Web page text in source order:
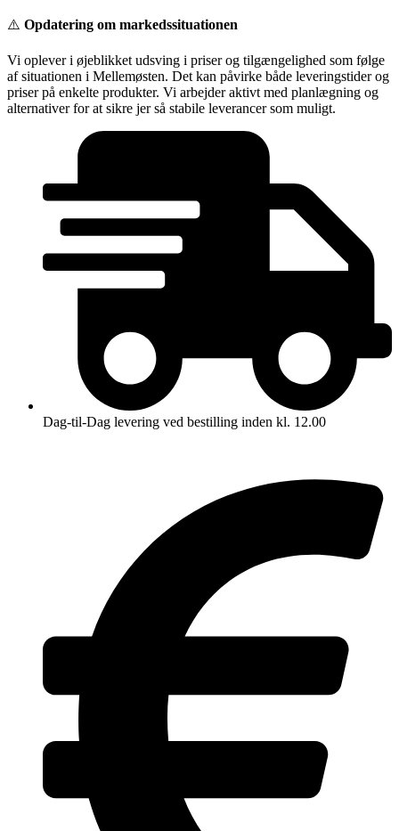
Videre
indhold
⚠️ Opdatering om markedssituationen
Vi oplever i øjeblikket udsving i priser og tilgængelighed som følge
af situationen i Mellemøsten. Det kan påvirke både leveringstider og
priser på enkelte produkter. Vi arbejder aktivt med planlægning og
alternativer for at sikre jer så stabile leverancer som muligt.
Dag-til-Dag levering ved bestilling inden kl. 12.00